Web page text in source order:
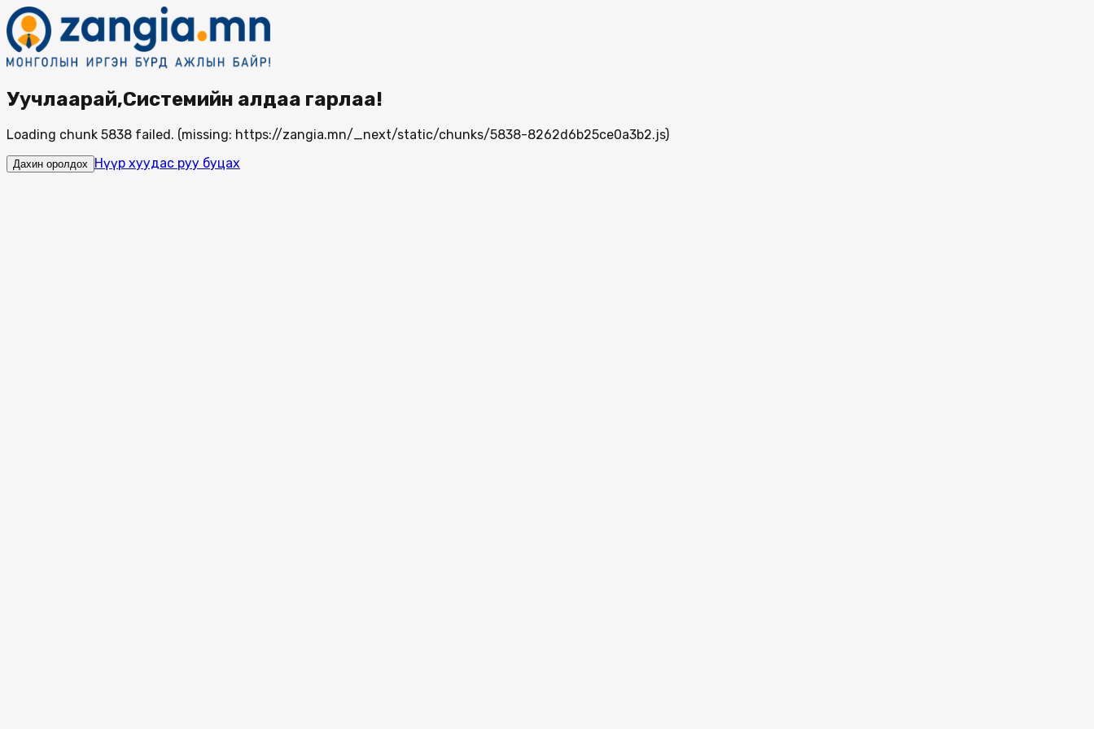
Уучлаарай,Системийн алдаа гарлаа!
Loading chunk 5838 failed. (missing: https://zangia.mn/_next/static/chunks/5838-8262d6b25ce0a3b2.js)
Дахин оролдох Нүүр хуудас руу буцах